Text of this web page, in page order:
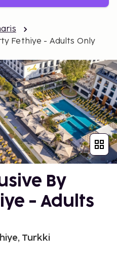
Fethiye - Adults Only
By
- Adults
Turkki